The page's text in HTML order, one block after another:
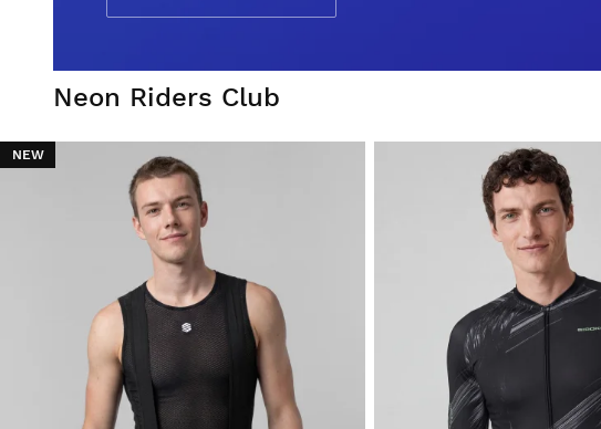
Neon Riders Club
NEW